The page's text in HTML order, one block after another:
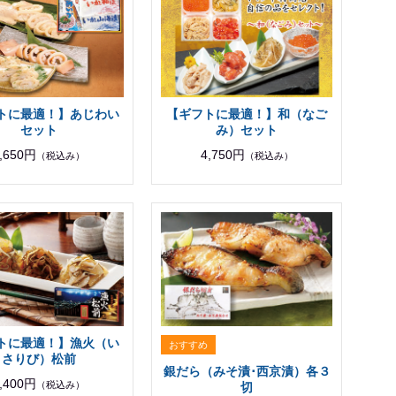
に最適！】あじわい
セット
円
（税込み）
【ギフトに最適！】和（なご
み）セット
4,750円
（税込み）
に最適！】漁火（い
さりび）松前
円
（税込み）
銀だら（みそ漬･西京漬）各３
切